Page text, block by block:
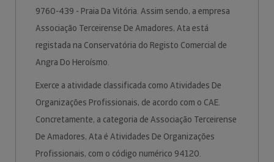
9760-439 - Praia Da Vitória. Assim sendo, a empresa
Associação Terceirense De Amadores, Ata está
registada na Conservatória do Registo Comercial de
Angra Do Heroísmo.
Exerce a atividade classificada como Atividades De
Organizações Profissionais, de acordo com o CAE.
Concretamente, a categoria de Associação Terceirense
De Amadores, Ata é Atividades De Organizações
Profissionais, com o código numérico 94120.